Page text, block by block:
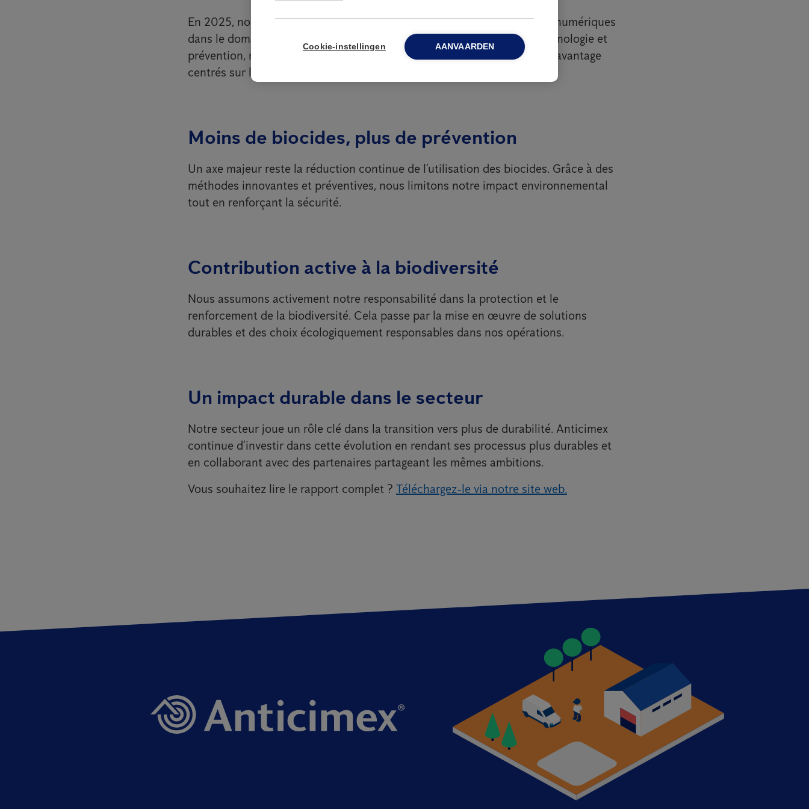
En 2025, nous continuons à investir dans des solutions intelligentes et numériques
dans le domaine de la lutte antiparasitaire. En combinant données, technologie et
prévention, nous rendons nos services plus efficaces, plus durables et davantage
centrés sur le client.
Moins de biocides, plus de prévention
Un axe majeur reste la réduction continue de l’utilisation des biocides. Grâce à des
méthodes innovantes et préventives, nous limitons notre impact environnemental
tout en renforçant la sécurité.
Contribution active à la biodiversité
Nous assumons activement notre responsabilité dans la protection et le
renforcement de la biodiversité. Cela passe par la mise en œuvre de solutions
durables et des choix écologiquement responsables dans nos opérations.
Un impact durable dans le secteur
Notre secteur joue un rôle clé dans la transition vers plus de durabilité. Anticimex
continue d’investir dans cette évolution en rendant ses processus plus durables et
en collaborant avec des partenaires partageant les mêmes ambitions.
Vous souhaitez lire le rapport complet ? Téléchargez-le via notre site web.
Cookie-instellingen AANVAARDEN